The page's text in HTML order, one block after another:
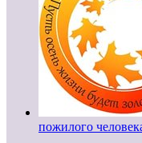
пожилого